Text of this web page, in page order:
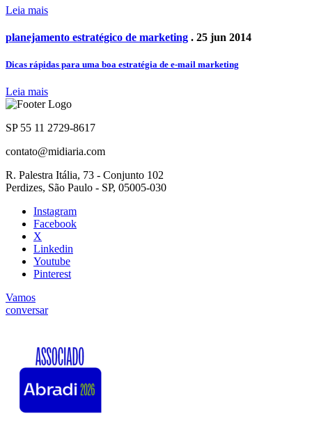
Leia mais
planejamento estratégico de marketing . 25 jun 2014
Dicas rápidas para uma boa estratégia de e-mail marketing
Leia mais
SP 55 11 2729-8617
contato@midiaria.com
R. Palestra Itália, 73 - Conjunto 102
Perdizes, São Paulo - SP, 05005-030
Instagram
Facebook
X
Linkedin
Youtube
Pinterest
Vamos
conversar